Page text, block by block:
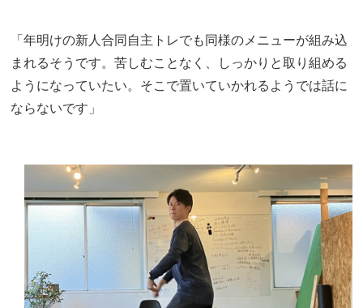
「年明けの新人合同自主トレでも同様のメニューが組み込
まれるそうです。苦しむことなく、しっかりと取り組める
ようになっていたい。そこで置いていかれるようでは話に
ならないです」